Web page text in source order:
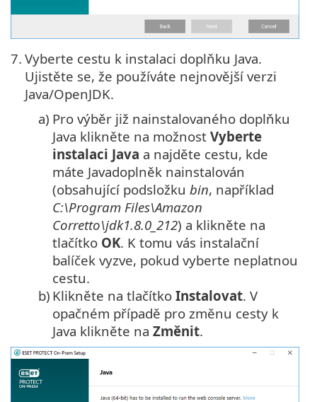
7. Vyberte cestu k instalaci doplňku Java.
Ujistěte se, že používáte nejnovější verzi
Java/OpenJDK.
a) Pro výběr již nainstalovaného doplňku
Java klikněte na možnost Vyberte
instalaci Java a najděte cestu, kde
máte Javadoplněk nainstalován
(obsahující podsložku bin, například
C:\Program Files\Amazon
Corretto\jdk1.8.0_212) a klikněte na
tlačítko OK. K tomu vás instalační
balíček vyzve, pokud vyberte neplatnou
cestu.
b) Klikněte na tlačítko Instalovat. V
opačném případě pro změnu cesty k
Java klikněte na Změnit.